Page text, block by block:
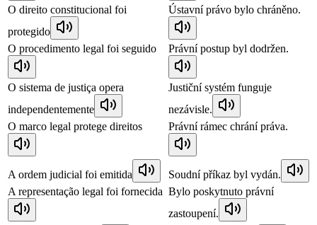
O direito constitucional foi
protegido
Ústavní právo bylo chráněno.
O procedimento legal foi seguido Právní postup byl dodržen.
O sistema de justiça opera
independentemente
Justiční systém funguje
nezávisle.
O marco legal protege direitos
Právní rámec chrání práva.
A ordem judicial foi emitida
Soudní příkaz byl vydán.
A representação legal foi fornecida Bylo poskytnuto právní
zastoupení.